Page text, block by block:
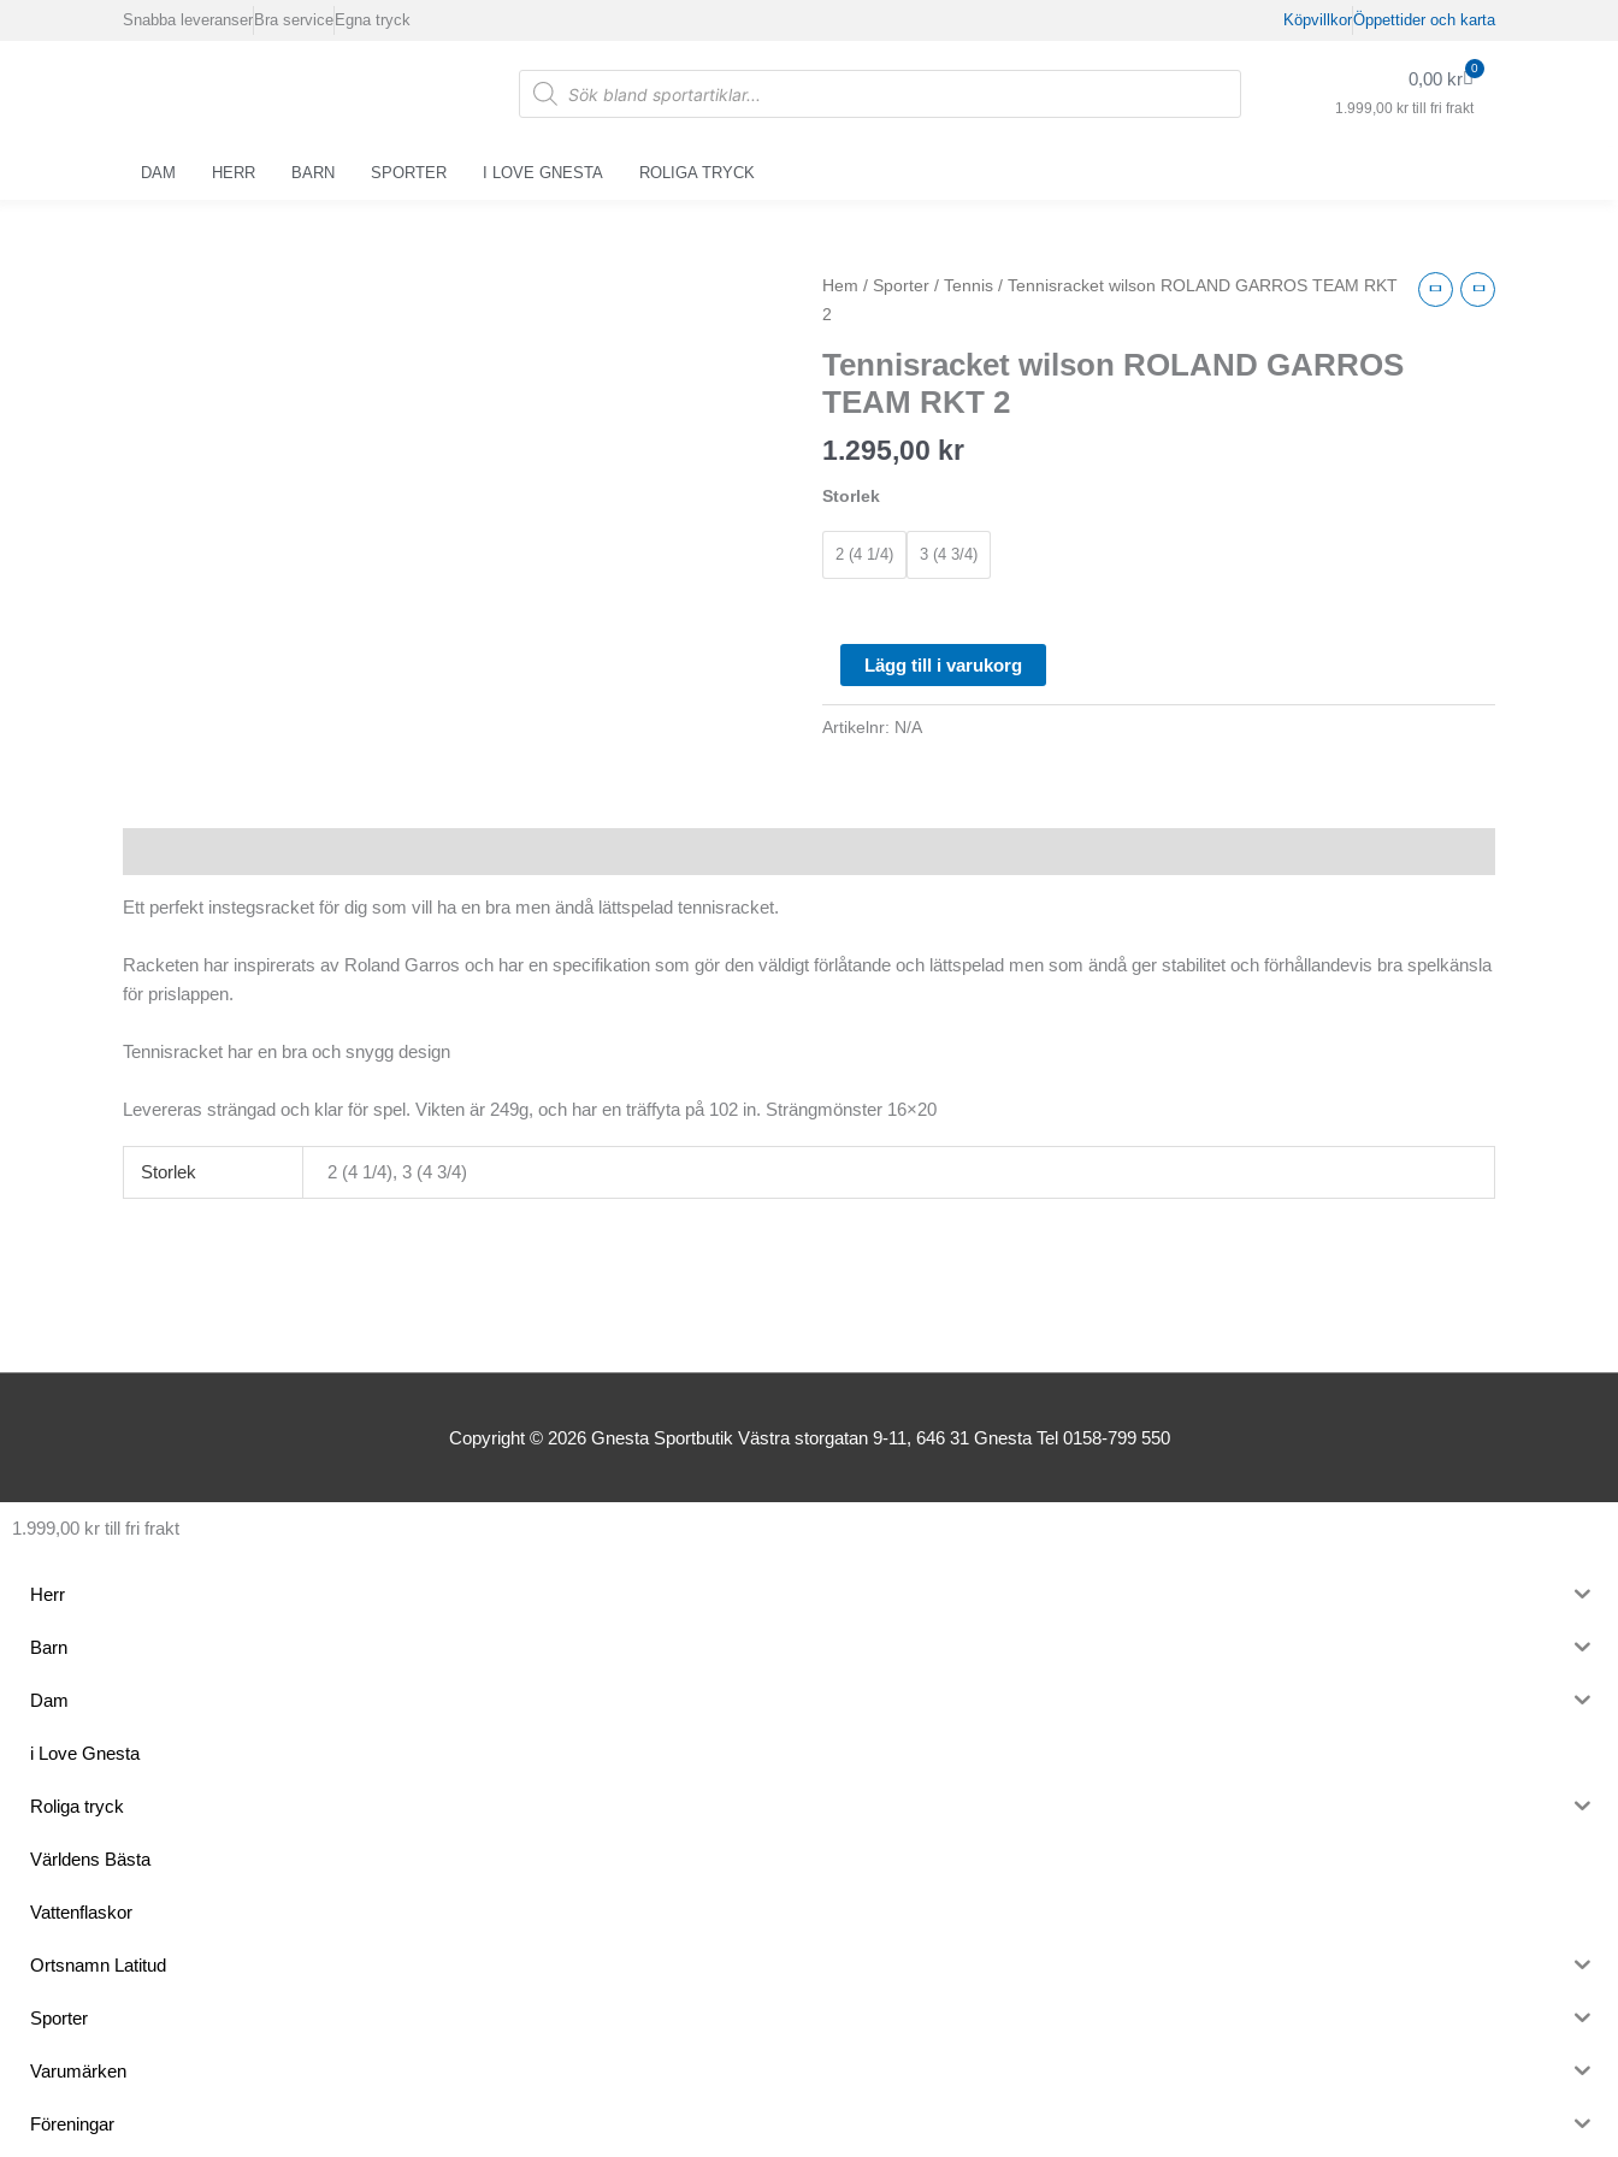
Snabba leveranser Bra service Egna tryck KöpvillkorÖppettider och karta
Products
search
0,00 kr
0
Varukorg
1.999,00 kr till fri frakt
DAM HERR BARN SPORTER I LOVE GNESTA ROLIGA TRYCK
Hem / Sporter /Tennis / Tennisracket wilson ROLAND GARROS TEAM RKT
2
Tennisracket wilson ROLAND GARROS
TEAM RKT 2
1.295,00 kr
Storlek
2 (4 1/4) 3 (4 3/4)
Tennisracket
wilson
GARROS
TEAM
2
mängd
Lägg till i varukorg
Artikelnr: N/A
Ett perfekt instegsracket för dig som vill ha en bra men ändå lättspelad tennisracket.
Racketen har inspirerats av Roland Garros och har en specifikation som gör den väldigt förlåtande och lättspelad men som ändå ger stabilitet och förhållandevis bra spelkänsla
för prislappen.
Tennisracket har en bra och snygg design
Levereras strängad och klar för spel. Vikten är 249g, och har en träffyta på 102 in. Strängmönster 16×20
Storlek 2 (4 1/4), 3 (4 3/4)
Copyright © 2026 Gnesta Sportbutik Västra storgatan 9-11, 646 31 Gnesta Tel 0158-799 550
1.999,00 kr till fri frakt
Herr
Barn
Dam
i Love Gnesta
Roliga tryck
Världens Bästa
Vattenflaskor
Ortsnamn Latitud
Sporter
Varumärken
Föreningar